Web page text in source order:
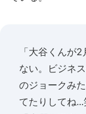
「大谷くんが
ない。ビジネ
のジョークみ
てたりしてね...